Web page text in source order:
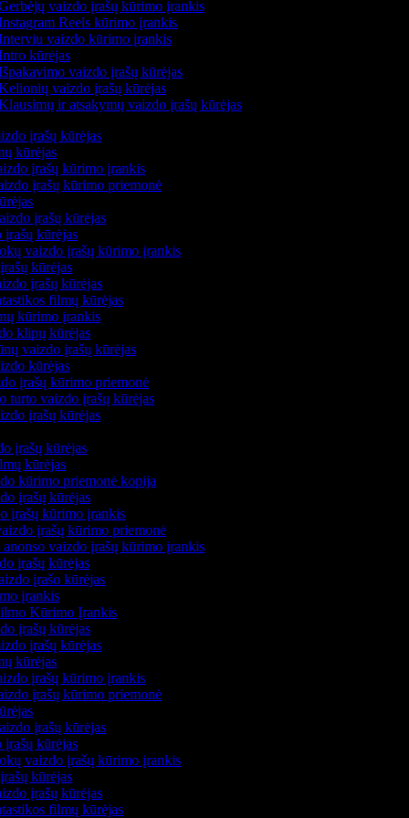
vaizdo įrašų kūrimo įrankis
Reels kūrimo įrankis
vaizdo kūrimo įrankis
kūrėjas
vaizdo įrašų kūrėjas
vaizdo įrašų kūrėjas
ir atsakymų vaizdo įrašų kūrėjas
įrašų kūrėjas
kūrėjas
įrašų kūrimo įrankis
įrašų kūrimo priemonė
įrašų kūrėjas
įrašų kūrėjas
vaizdo įrašų kūrimo įrankis
kūrėjas
įrašų kūrėjas
filmų kūrėjas
kūrimo įrankis
klipų kūrėjas
vaizdo įrašų kūrėjas
kūrėjas
įrašų kūrimo priemonė
turto vaizdo įrašų kūrėjas
įrašų kūrėjas
įrašų kūrėjas
kūrėjas
kūrimo priemonė kopija
įrašų kūrėjas
įrašų kūrimo įrankis
įrašų kūrimo priemonė
anonso vaizdo įrašų kūrimo įrankis
įrašų kūrėjas
įrašo kūrėjas
įrankis
Kūrimo Įrankis
įrašų kūrėjas
įrašų kūrėjas
kūrėjas
įrašų kūrimo įrankis
įrašų kūrimo priemonė
įrašų kūrėjas
įrašų kūrėjas
vaizdo įrašų kūrimo įrankis
kūrėjas
įrašų kūrėjas
filmų kūrėjas